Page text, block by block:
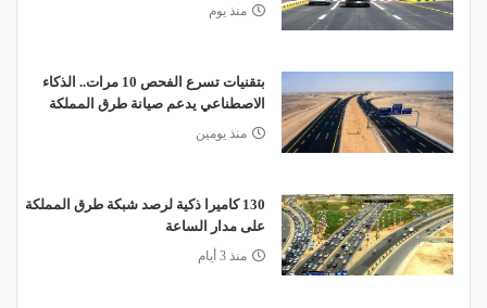
منذ يوم
بتقنيات تسرع الفحص 10 مرات.. الذكاء
الاصطناعي يدعم صيانة طرق المملكة
منذ يومين
130 كاميرا ذكية لرصد شبكة طرق المملكة
على مدار الساعة
منذ 3 أيام